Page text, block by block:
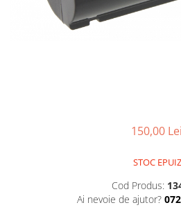
150,00 Lei
STOC
Cod Produs:
Ai nevoie de ajutor?